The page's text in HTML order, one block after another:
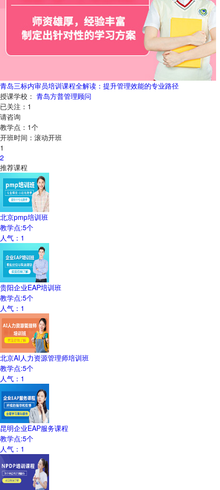
青岛三标内审员培训课程全解读：提升管理效能的专业路径
授课学校： 青岛方普管理顾问
已关注： 1
请咨询
教学点： 1个
开班时间： 滚动开班
1
2
推荐课程
北京pmp培训班
教学点:5个
人气： 1
贵阳企业EAP培训班
教学点:5个
人气： 1
北京AI人力资源管理师培训班
教学点:5个
人气： 1
昆明企业EAP服务课程
教学点:5个
人气： 1